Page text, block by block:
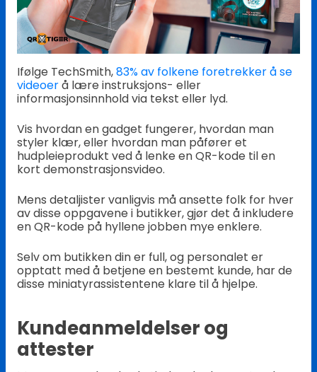
Ifølge TechSmith,83% av folkene foretrekker å se
videoerå lære instruksjons- eller
informasjonsinnhold via tekst eller lyd.
Vis hvordan en gadget fungerer, hvordan man
styler klær, eller hvordan man påfører et
hudpleieprodukt ved å lenke en QR-kode til en
kort demonstrasjonsvideo.
Mens detaljister vanligvis må ansette folk for hver
av disse oppgavene i butikker, gjør det å inkludere
en QR-kode på hyllene jobben mye enklere.
Selv om butikken din er full, og personalet er
opptatt med å betjene en bestemt kunde, har de
disse miniatyrassistentene klare til å hjelpe.
Kundeanmeldelser og
attester